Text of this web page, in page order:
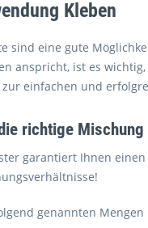
Kleben
sind eine gute
anspricht, ist es
zur einfachen und
richtige Mischung
garantiert Ihnen
genannten Mengen